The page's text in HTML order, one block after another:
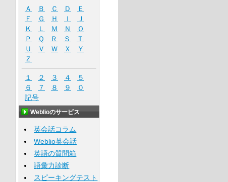
Ａ Ｂ Ｃ Ｄ
Ｅ
Ｆ
Ｇ Ｈ Ｉ
Ｊ
Ｋ
Ｌ Ｍ Ｎ
Ｏ
Ｐ
Ｑ Ｒ Ｓ
Ｔ
Ｕ
Ｖ Ｗ Ｘ
Ｙ
Ｚ
１ ２ ３ ４
５
６
７ ８ ９
０
記号
Weblioのサービス
英会話コラム
Weblio英会話
英語の質問箱
語彙力診断
スピーキングテスト